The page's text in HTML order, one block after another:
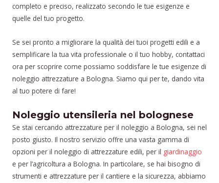
completo e preciso, realizzato secondo le tue esigenze e
quelle del tuo progetto.
Se sei pronto a migliorare la qualità dei tuoi progetti edili e a
semplificare la tua vita professionale o il tuo hobby, contattaci
ora per scoprire come possiamo soddisfare le tue esigenze di
noleggio attrezzature a Bologna. Siamo qui per te, dando vita
al tuo potere di fare!
Noleggio utensileria nel bolognese
Se stai cercando attrezzature per il noleggio a Bologna, sei nel
posto giusto. Il nostro servizio offre una vasta gamma di
opzioni per il noleggio di attrezzature edili, per il giardinaggio
e per l’agricoltura a Bologna. In particolare, se hai bisogno di
strumenti e attrezzature per il cantiere e la sicurezza, abbiamo